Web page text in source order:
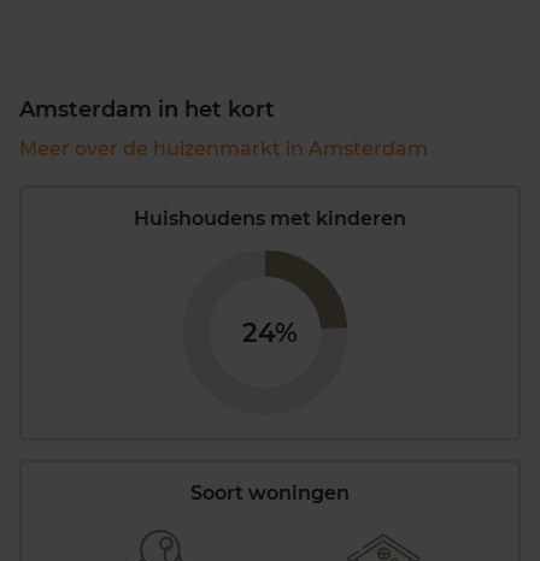
Amsterdam in het kort
Meer over de huizenmarkt in Amsterdam
Huishoudens met kinderen
24%
Soort woningen